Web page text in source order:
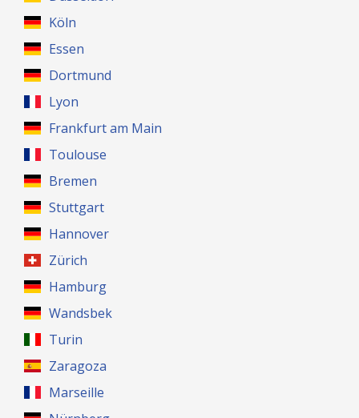
Köln
Essen
Dortmund
Lyon
Frankfurt am Main
Toulouse
Bremen
Stuttgart
Hannover
Zürich
Hamburg
Wandsbek
Turin
Zaragoza
Marseille